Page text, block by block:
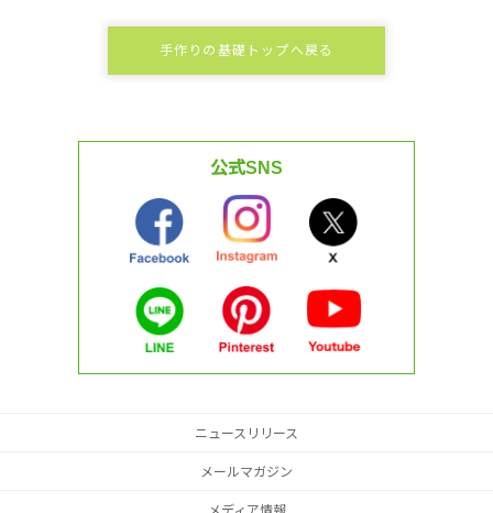
手作りの基礎トップへ戻る
公式SNS
ニュースリリース
メールマガジン